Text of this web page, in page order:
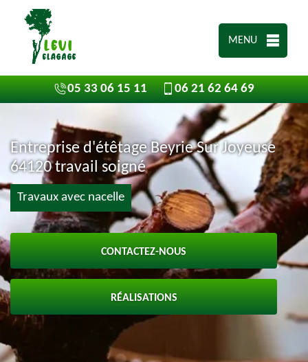
MENU
05 33 06 15 11 06 21 62 64 69
Entreprise d'étêtage Beyrie Sur Joyeuse
64120 travail soigné
Travaux avec nacelle
CONTACTEZ-NOUS
RÉALISATIONS